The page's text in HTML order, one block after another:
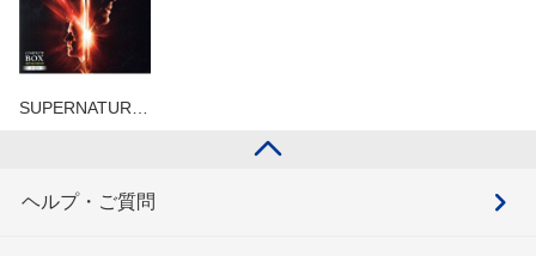
SUPERNATUR…
ヘルプ・ご質問